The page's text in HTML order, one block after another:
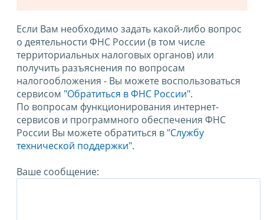
Если Вам необходимо задать какой-либо вопрос
о деятельности ФНС России (в том числе
территориальных налоговых органов) или
получить разъяснения по вопросам
налогообложения - Вы можете воспользоваться
сервисом "Обратиться в ФНС России".
По вопросам функционирования интернет-
сервисов и программного обеспечения ФНС
России Вы можете обратиться в "Службу
технической поддержки".
Ваше сообщение: